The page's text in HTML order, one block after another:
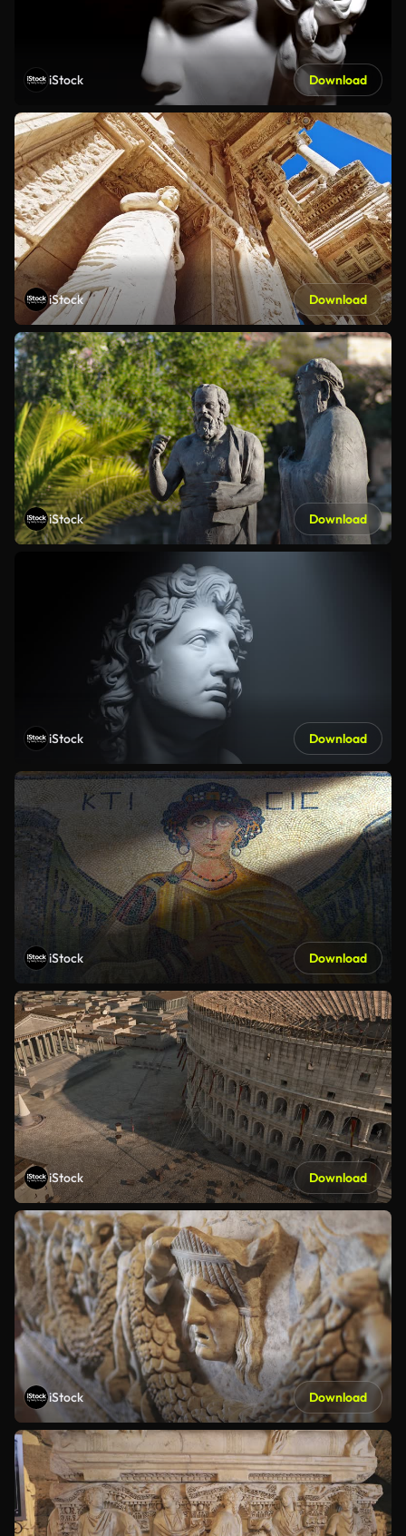
iStock Download
iStock Download
iStock Download
iStock Download
iStock Download
iStock Download
iStock Download